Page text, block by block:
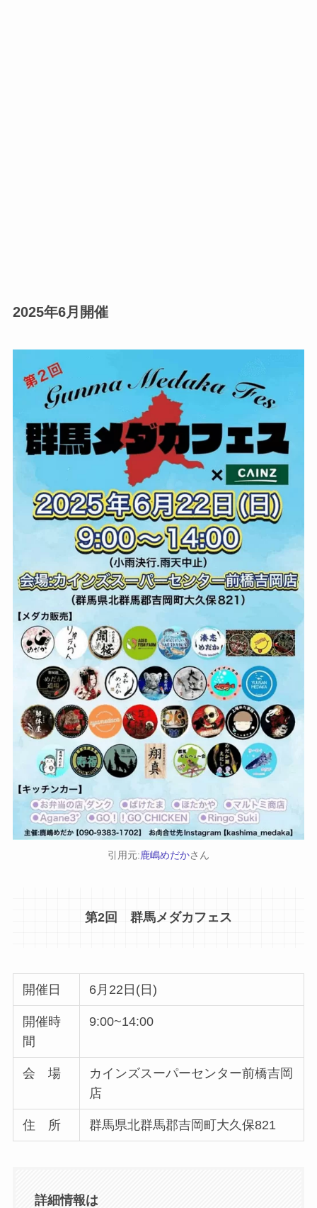
2025年6月開催
引用元:鹿嶋めだかさん
第2回 群馬メダカフェス
開催日 6月22日(日)
開催時
間
9:00~14:00
会 場
カインズスーパーセンター前橋吉岡
店
住 所 群馬県北群馬郡吉岡町大久保821
詳細情報は